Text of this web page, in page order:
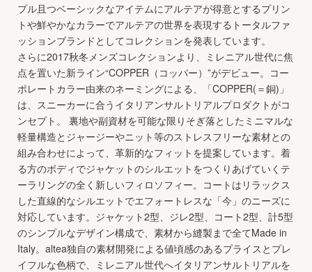
プル且つベーシックなアイテムにアルテアが得意とするプリン
トや鮮やかなカラーでアルテアの世界を表現するトータルファ
ッションブランドとしてコレクションを発表しています。
さらに2017秋冬メンズコレクションより、ミレニアル世代に焦
点を置いた新ライン“COPPER（コッパー）”がデビュー。コー
ポレートカラー由来のネーミングによる、「COPPER(＝銅)」
は、スニーカーに合うイタリアンサルトリアルプロダクトがコ
ンセプト。 裏地や副資材を可能な限りそぎ落としたミニマルな
軽量構造とジャージーやニット等のストレスフリーな素材との
組み合わせによって、革新的なフィットを提案しています。着
る方のボディでジャケットのシルエットをつくりあげていくテ
ーラリングの全く新しいフィロソフィー。コートはリラックス
した直線的なシルエットでエフォートレスな「今」のニーズに
対応しています。ジャケット2型、ジレ2型、コート2型、計5型
のシンプルなデザイン構成で、素材から縫製まで全てMade in
Italy。altea独自の素材開発による値頃感のあるプライスとプレ
イフルな色柄で、ミレニアル世代へイタリアンサルトリアルを